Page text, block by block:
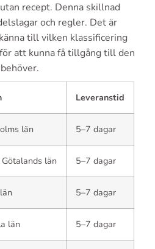
recept. Denna skillnad
och regler. Det är
till vilken klassificering
att kunna få tillgång till den
Leveranstid
län 5–7 dagar
län 5–7 dagar
5–7 dagar
län 5–7 dagar